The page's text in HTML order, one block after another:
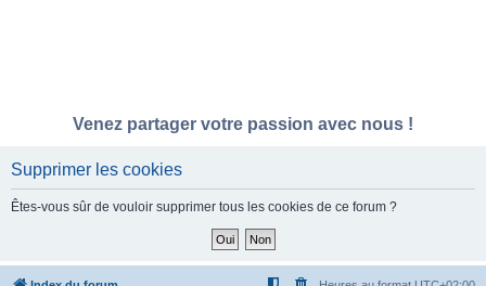
Venez partager votre passion avec nous !
Supprimer les cookies
Êtes-vous sûr de vouloir supprimer tous les cookies de ce forum ?